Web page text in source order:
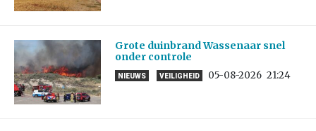
Grote duinbrand Wassenaar snel
onder controle
NIEUWS VEILIGHEID 05-08-2026 21:24